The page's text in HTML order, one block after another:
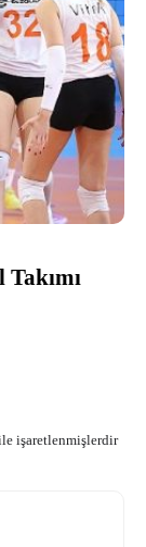
Takımı
işaretlenmişlerdir